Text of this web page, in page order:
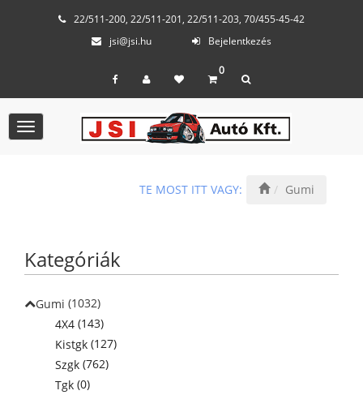
22/511-200, 22/511-201, 22/511-203, 70/455-45-42
jsi@jsi.hu
Bejelentkezés
0
Toggle
navigation
TE MOST ITT VAGY: Gumi
Kategóriák
Gumi (1032)
4X4 (143)
Kistgk (127)
Szgk (762)
Tgk (0)